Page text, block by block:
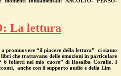
La lettura
promuovere “il piacere della lettura” ci siamo
che trattavano delle emozioni in particolare
6 folletti nel mio cuore” di Rosalba Corallo. I
anche con il supporto audio e della Lim